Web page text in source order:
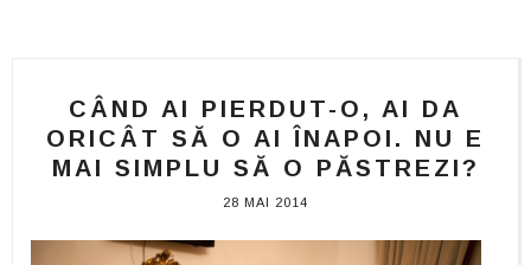
CÂND AI PIERDUT-O, AI DA
ORICÂT SĂ O AI ÎNAPOI. NU E
MAI SIMPLU SĂ O PĂSTREZI?
28 MAI 2014